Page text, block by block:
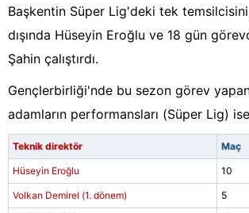
Başkentin Süper Lig'deki tek
dışında Hüseyin Eroğlu ve 18 gün
Şahin çalıştırdı.
Gençlerbirliği'nde bu sezon görev
adamların performansları (Süper Lig)
Teknik direktör Maç
Hüseyin Eroğlu 10
Volkan Demirel (1. dönem) 5